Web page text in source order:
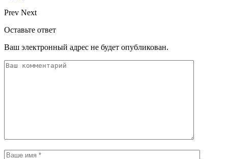
Prev Next
Оставьте ответ
Ваш электронный адрес не будет опубликован.